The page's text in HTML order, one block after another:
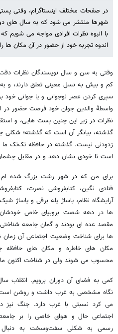
در صفحات مختلف اینستاگرام، وقتی
شهرها منتشر می شود که به سال های
با انبوه نظرات افرادی مواجه می شویم
اندوه تجربه خود از حضور در آن مکان
وقتی به سن و سال نویسندگان نظرات
کم و بیش به نسل معینی تعلق دارند،
سپری کردن عصر نوجوانی و یا جوانی خود
واسطۀ والدین جوان خود فرصت حضور در
نظرات در زیر این چنین پست هایی، و
گذشته، بیانگر آن است که گذشته؛ شکلی
زدودنی نیست. گذشته در حافظه تک‌تک ما
است تا خودی نشان دهد و در مقابل
برای من که در شهر رشت بزرگ شده ام
قنادی نگین، کتابفروشی نصرت،
آرایشگاه نظام، پاساژ پله برقی و پاساژ
ها در دهه شصت بروبیای خاص خودشان
مقصد عده ای بودند و گمان جامعه
ها برای شناخت وضعیت اجتماعی آن زمان
مکان های خاطره و مکان های حافظه
محسوب می شوند ولی در شناخت اکنون ما
نگاه مشخصی به غرب داشت و روشن است
می کرد نسبتی با غرب دارد. جنگ نیز
اجتماعی حال و هوای خاصی را بر
رسمی به شکلی سفت‌وسخت به